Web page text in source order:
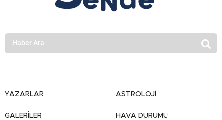
YAZARLAR
GALERİLER
ASTROLOJİ
HAVA DURUMU